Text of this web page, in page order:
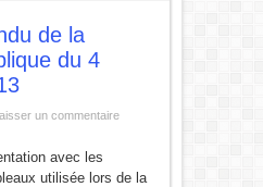
de la
du 4
un commentaire
avec les
utilisée lors de la